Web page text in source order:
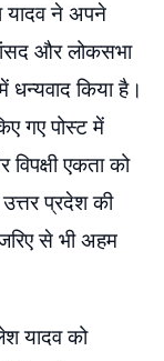
यादव ने अपने
और लोकसभा
धन्यवाद किया है।
गए पोस्ट में
एकता को
प्रदेश की
से भी अहम
यादव को